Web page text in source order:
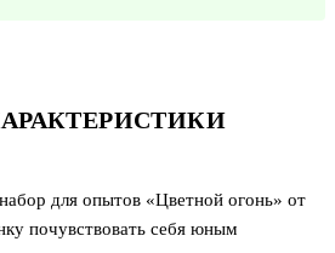
для опытов «Цветной огонь» от
почувствовать себя юным